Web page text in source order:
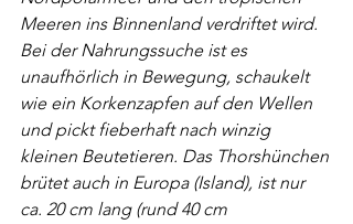
Meeren ins Binnenland verdriftet wird.
Bei der Nahrungssuche ist es
unaufhörlich in Bewegung, schaukelt
wie ein Korkenzapfen auf den Wellen
und pickt fieberhaft nach winzig
kleinen Beutetieren. Das Thorshünchen
brütet auch in Europa (Island), ist nur
ca. 20 cm lang (rund 40 cm